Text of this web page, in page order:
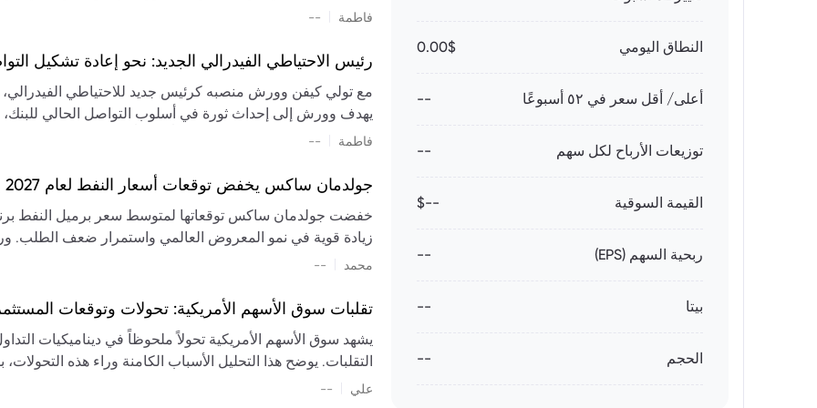
النطاق اليومي 0.00$
أعلى/ أقل سعر في ٥٢ أسبوعًا --
توزيعات الأرباح لكل سهم --
القيمة السوقية --$
ربحية السهم (EPS) --
بيتا --
الحجم --
تشكيل تقييم الصناعة، مع توقعات بارتفاع مستمر في الأسعار
فاطمة --
رئيس الاحتياطي الفيدرالي الجديد: نحو إعادة تشكيل
مع تولي كيفن وورش منصبه كرئيس جديد للاحتياطي الفيدرالي،
يهدف وورش إلى إحداث ثورة في أسلوب التواصل الحالي للبنك،
السياسة ويمنح البنك المركزي دوراً مبالغاً فيه. يسعى إلى
فاطمة --
جولدمان ساكس يخفض توقعات أسعار النفط لعام 2027 وسط تغيرات في العرض والطلب
زيادة قوية في نمو المعروض العالمي واستمرار ضعف الطلب.
العالمية في الربع الثاني
سابقًا. من المتوقع عودة صادرات دول الخليج إلى طبيعتها
عدم اليقين الجيوسياسي يمكن أن يؤدي إلى تقلبات سعرية
استمرار الاضطرابات، وسيناريوهات لانخفاض الأسعار في
إضافي.
محمد --
تقلبات سوق الأسهم الأمريكية: تحولات وتوقعات
يشهد سوق الأسهم الأمريكية تحولاً ملحوظاً في ديناميكيات
التقلبات. يوضح هذا التحليل الأسباب الكامنة وراء هذه
علي --